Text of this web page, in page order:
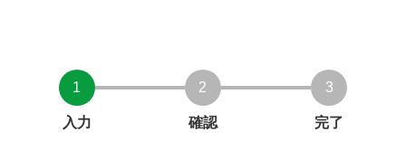
1
入力
2
確認
3
完了